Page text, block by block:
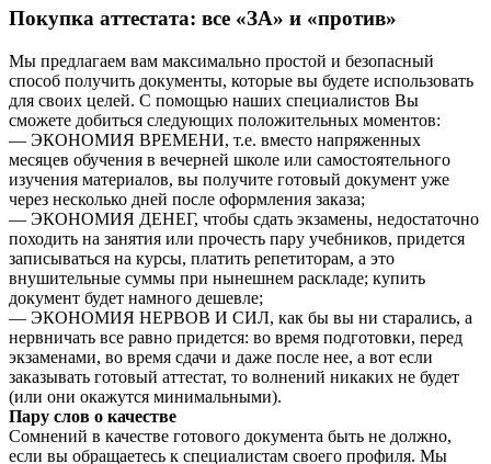
Покупка аттестата: все «ЗА» и «против»
Мы предлагаем вам максимально простой и безопасный
способ получить документы, которые вы будете использовать
для своих целей. С помощью наших специалистов Вы
сможете добиться следующих положительных моментов:
— ЭКОНОМИЯ ВРЕМЕНИ, т.е. вместо напряженных
месяцев обучения в вечерней школе или самостоятельного
изучения материалов, вы получите готовый документ уже
через несколько дней после оформления заказа;
— ЭКОНОМИЯ ДЕНЕГ, чтобы сдать экзамены, недостаточно
походить на занятия или прочесть пару учебников, придется
записываться на курсы, платить репетиторам, а это
внушительные суммы при нынешнем раскладе; купить
документ будет намного дешевле;
— ЭКОНОМИЯ НЕРВОВ И СИЛ, как бы вы ни старались, а
нервничать все равно придется: во время подготовки, перед
экзаменами, во время сдачи и даже после нее, а вот если
заказывать готовый аттестат, то волнений никаких не будет
(или они окажутся минимальными).
Пару слов о качестве
Сомнений в качестве готового документа быть не должно,
если вы обращаетесь к специалистам своего профиля. Мы